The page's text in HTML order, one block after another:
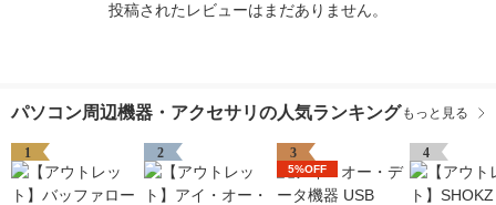
投稿されたレビューはまだありません。
パソコン周辺機器・アクセサリの人気ランキング もっと見る
1 2 3
5%OFF
4